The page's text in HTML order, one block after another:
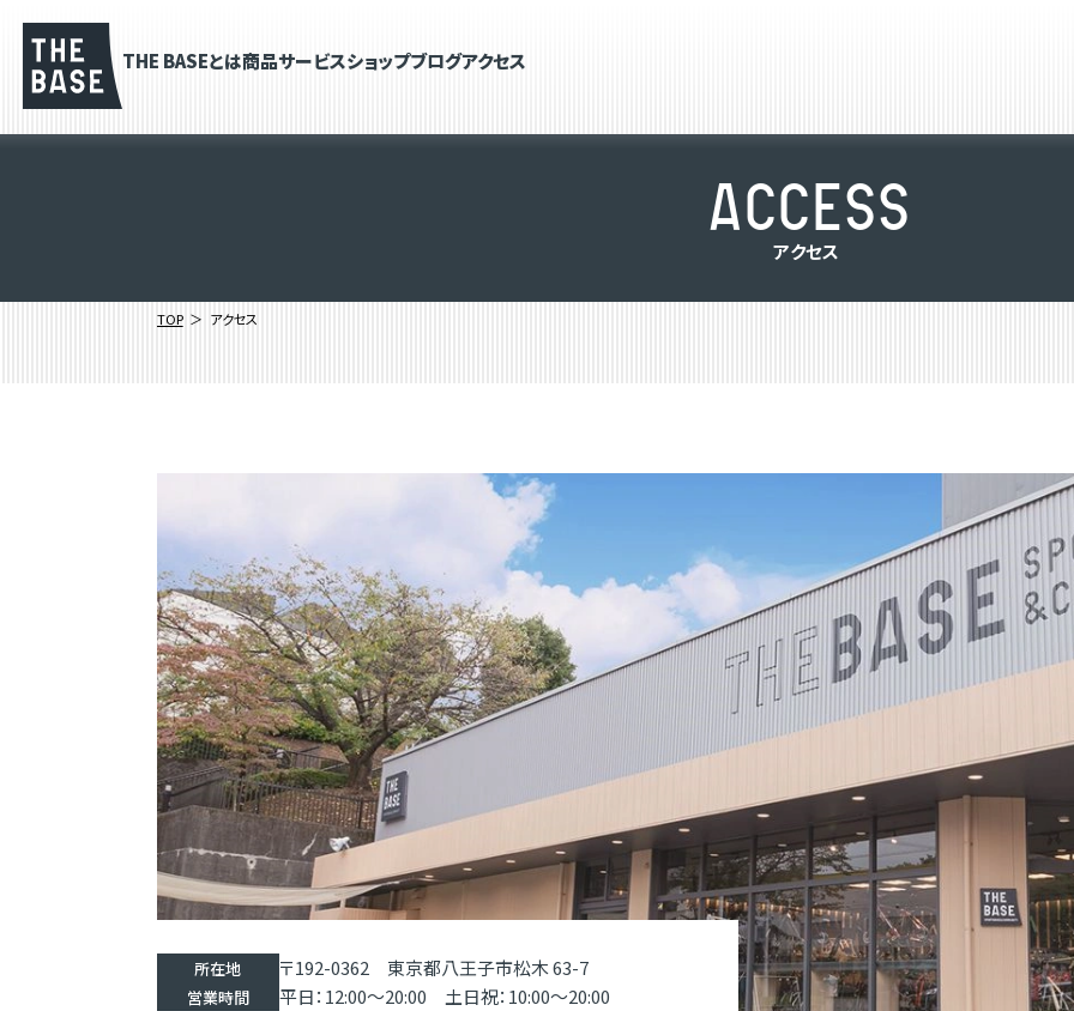
THE BASEとは商品サービスショップブログアクセス
ACCESS
アクセス
TOP アクセス
所在地 〒192-0362 東京都八王子市松木 63-7
営業時間
平日：12:00〜20:00 土日祝：10:00〜20:00